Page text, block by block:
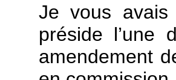
Je vous avais
préside l’une
amendement